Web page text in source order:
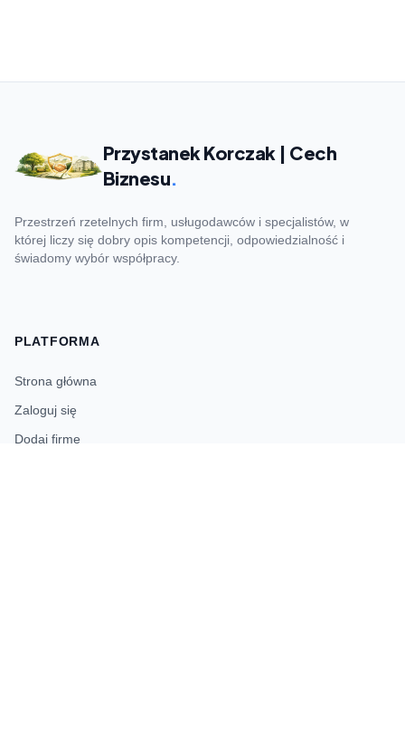
Przystanek Korczak | Cech
Biznesu.
Przestrzeń rzetelnych firm, usługodawców i specjalistów, w
której liczy się dobry opis kompetencji, odpowiedzialność i
świadomy wybór współpracy.
PLATFORMA
Strona główna
Zaloguj się
Dodaj firmę